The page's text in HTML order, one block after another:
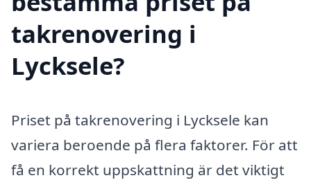
takrenovering i
Lycksele?
Priset på takrenovering i Lycksele kan
variera beroende på flera faktorer. För att
få en korrekt uppskattning är det viktigt